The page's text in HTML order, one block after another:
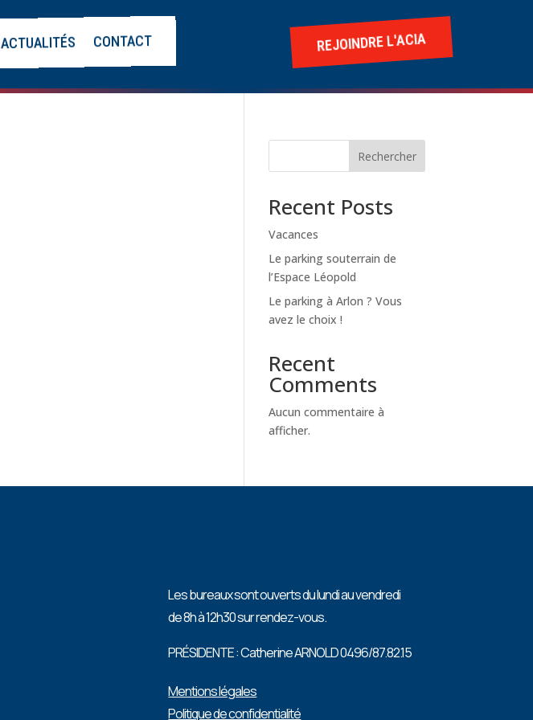
ACTUALITÉS CONTACT REJOINDRE L'ACIA
Rechercher
Recent Posts
Vacances
Le parking souterrain de
l’Espace Léopold
Le parking à Arlon ? Vous
avez le choix !
Recent
Comments
Aucun commentaire à
afficher.
Les bureaux sont ouverts du lundi au vendredi
de 8h à 12h30 sur rendez-vous.
PRÉSIDENTE : Catherine ARNOLD 0496/87.82.15
Mentions légales
Politique de confidentialité